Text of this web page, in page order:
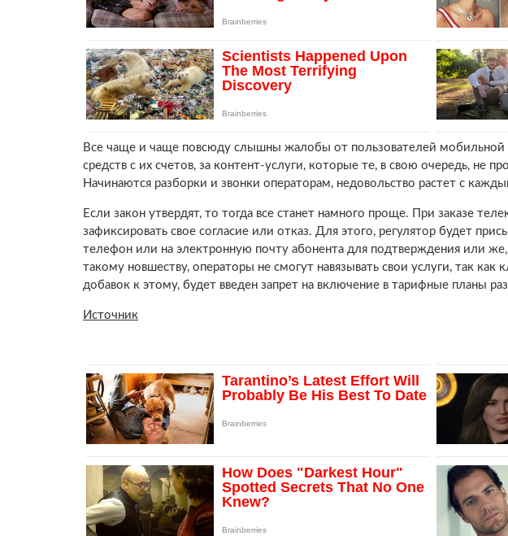
Все чаще и чаще повсюду слышны жалобы от пользователей мобильной
средств с их счетов, за контент-услуги, которые те, в свою очередь, не
Начинаются разборки и звонки операторам, недовольство растет с
Если закон утвердят, то тогда все станет намного проще. При заказе
зафиксировать свое согласие или отказ. Для этого, регулятор будет
телефон или на электронную почту абонента для подтверждения или
такому новшеству, операторы не смогут навязывать свои услуги, так как
добавок к этому, будет введен запрет на включение в тарифные планы
Источник